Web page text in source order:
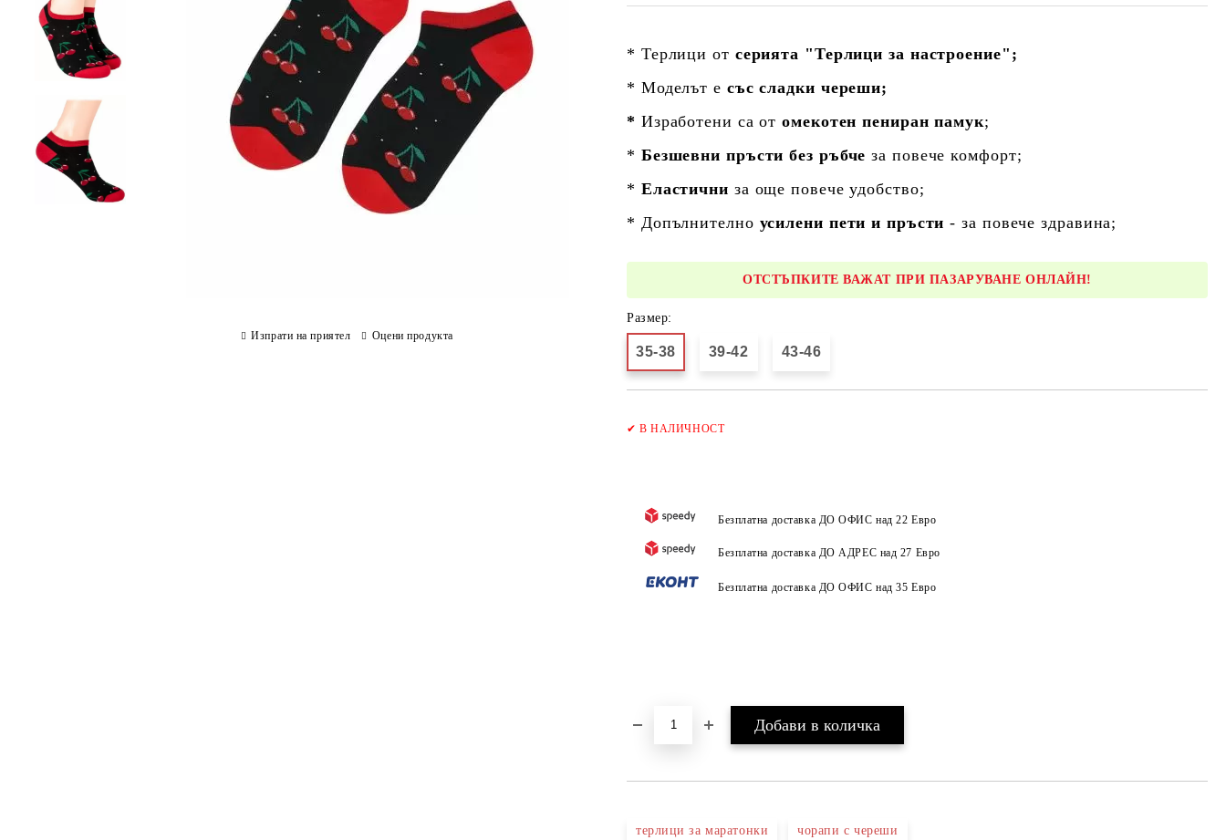
* Терлици от серията "Терлици за настроение";
* Моделът е със сладки череши;
* Изработени са отомекотен пениран памук;
* Безшевни пръсти без ръбче за повече комфорт;
* Еластични за още повече удобство;
* Допълнително усилени пети и пръсти - за повече здравина;
ОТСТЪПКИТЕ ВАЖАТ ПРИ ПАЗАРУВАНЕ ОНЛАЙН!
Размер:
35-38 39-42 43-46
✔В НАЛИЧНОСТ
Безплатна доставка ДО ОФИС над 22 Евро
Безплатна доставка ДО АДРЕС над 27 Евро
Безплатна доставка ДО ОФИС над 35 Евро
терлици за маратонки чорапи с череши
Изпрати на приятел Оцени продукта